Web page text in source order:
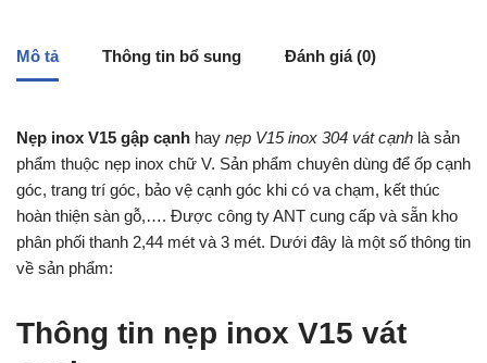
Mô tả Thông tin bổ sung Đánh giá (0)
Nẹp inox V15 gập cạnh hay nẹp V15 inox 304 vát cạnh là sản
phẩm thuộc nẹp inox chữ V. Sản phẩm chuyên dùng để ốp cạnh
góc, trang trí góc, bảo vệ cạnh góc khi có va chạm, kết thúc
hoàn thiện sàn gỗ,…. Được công ty ANT cung cấp và sẵn kho
phân phối thanh 2,44 mét và 3 mét. Dưới đây là một số thông tin
về sản phẩm:
Thông tin nẹp inox V15 vát